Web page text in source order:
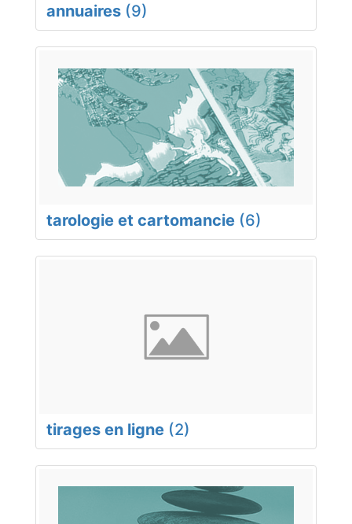
annuaires (9)
tarologie et cartomancie (6)
tirages en ligne (2)